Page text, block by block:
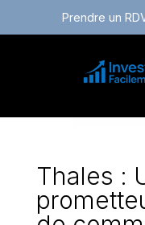
Prendre un
Thales :